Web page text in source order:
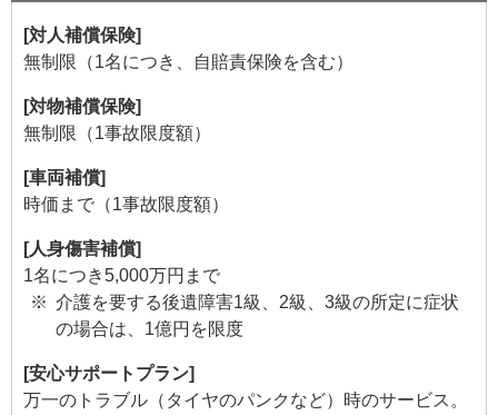
[対人補償保険]
無制限（1名につき、自賠責保険を含む）
[対物補償保険]
無制限（1事故限度額）
[車両補償]
時価まで（1事故限度額）
[人身傷害補償]
1名につき5,000万円まで
介護を要する後遺障害1級、2級、3級の所定に症状
の場合は、1億円を限度
[安心サポートプラン]
万一のトラブル（タイヤのパンクなど）時のサービス。